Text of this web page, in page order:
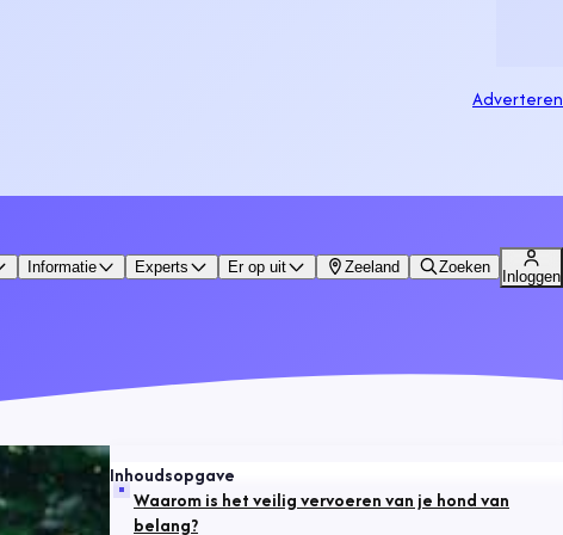
Adverteren
Informatie Experts Er op uit Zeeland Zoeken
Inloggen
Inhoudsopgave
Waarom is het veilig vervoeren van je hond van
belang?